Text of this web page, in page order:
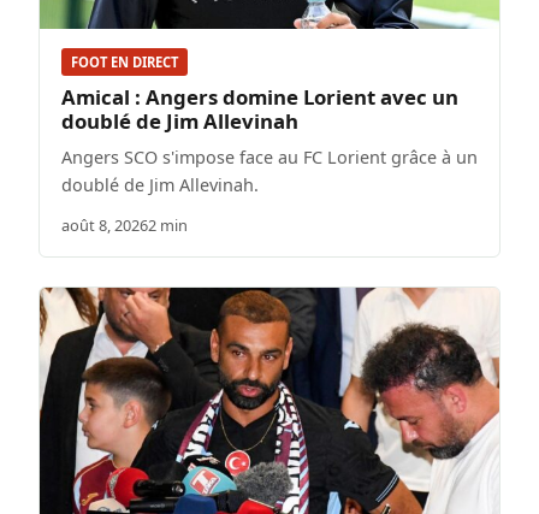
FOOT EN DIRECT
Amical : Angers domine Lorient avec un
doublé de Jim Allevinah
Angers SCO s'impose face au FC Lorient grâce à un
doublé de Jim Allevinah.
août 8, 20262 min